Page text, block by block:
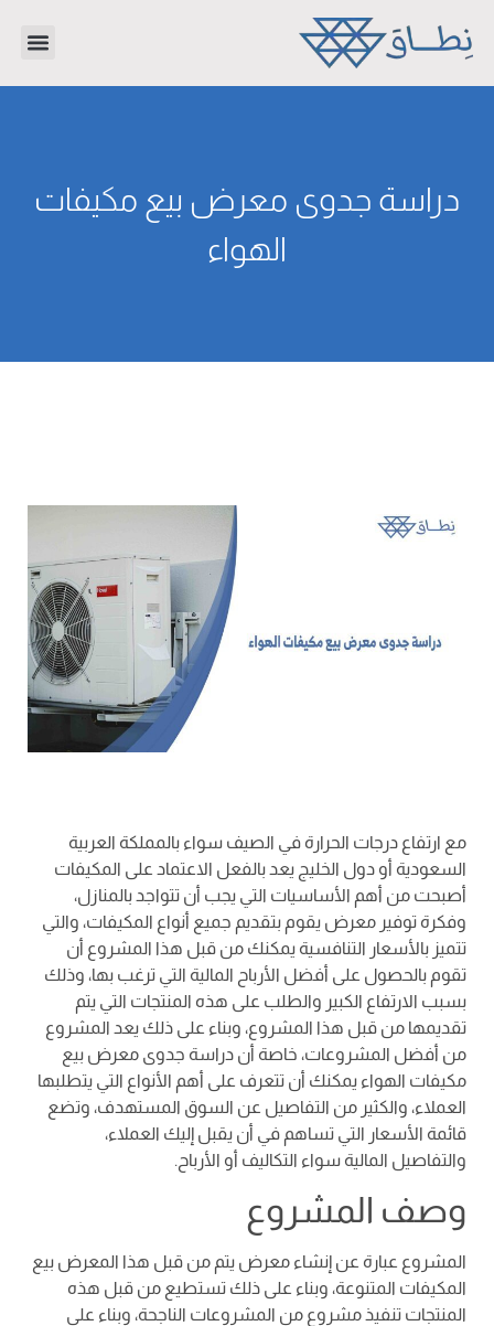
دراسة جدوى معرض بيع مكيفات
الهواء
مع ارتفاع درجات الحرارة في الصيف سواء بالمملكة العربية
السعودية أو دول الخليج يعد بالفعل الاعتماد على المكيفات
أصبحت من أهم الأساسيات التي يجب أن تتواجد بالمنازل،
وفكرة توفير معرض يقوم بتقديم جميع أنواع المكيفات، والتي
تتميز بالأسعار التنافسية يمكنك من قبل هذا المشروع أن
تقوم بالحصول على أفضل الأرباح المالية التي ترغب بها، وذلك
بسبب الارتفاع الكبير والطلب على هذه المنتجات التي يتم
تقديمها من قبل هذا المشروع، وبناء على ذلك يعد المشروع
من أفضل المشروعات، خاصة أن دراسة جدوى معرض بيع
مكيفات الهواء يمكنك أن تتعرف على أهم الأنواع التي يتطلبها
العملاء، والكثير من التفاصيل عن السوق المستهدف، وتضع
قائمة الأسعار التي تساهم في أن يقبل إليك العملاء،
والتفاصيل المالية سواء التكاليف أو الأرباح.
وصف المشروع
المشروع عبارة عن إنشاء معرض يتم من قبل هذا المعرض بيع
المكيفات المتنوعة، وبناء على ذلك تستطيع من قبل هذه
المنتجات تنفيذ مشروع من المشروعات الناجحة، وبناء على